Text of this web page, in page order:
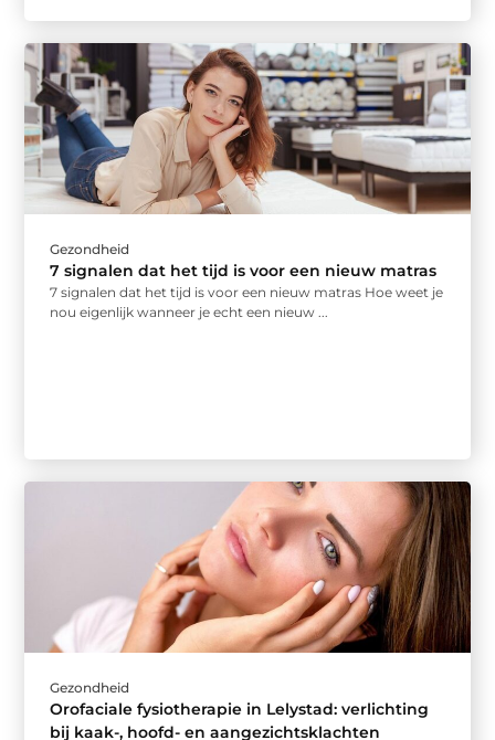
Gezondheid
7 signalen dat het tijd is voor een nieuw matras
7 signalen dat het tijd is voor een nieuw matras Hoe weet je
nou eigenlijk wanneer je echt een nieuw ...
Gezondheid
Orofaciale fysiotherapie in Lelystad: verlichting
bij kaak-, hoofd- en aangezichtsklachten